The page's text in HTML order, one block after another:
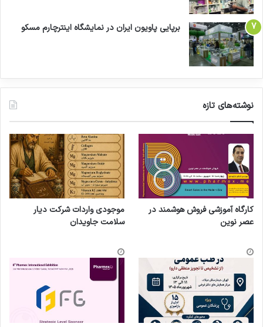
برپایی پاویون ایران در نمایشگاه اینترچارم مسکو
نوشته‌های تازه
کارگاه آموزشی فروش هوشمند در
عصر نوین
موجودی واردات شرکت دیار
سلامت جاویدان